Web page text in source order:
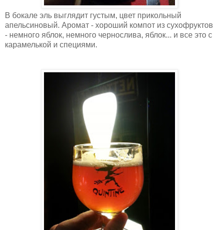
В бокале эль выглядит густым, цвет прикольный
апельсиновый. Аромат - хороший компот из сухофруктов
- немного яблок, немного чернослива, яблок... и все это с
карамелькой и специями.